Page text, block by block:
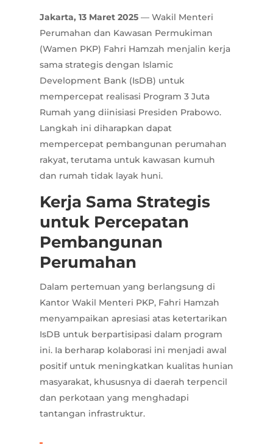
Jakarta, 13 Maret 2025— Wakil Menteri
Perumahan dan Kawasan Permukiman
(Wamen PKP) Fahri Hamzah menjalin kerja
sama strategis dengan Islamic
Development Bank (IsDB) untuk
mempercepat realisasi Program 3 Juta
Rumah yang diinisiasi Presiden Prabowo.
Langkah ini diharapkan dapat
mempercepat pembangunan perumahan
rakyat, terutama untuk kawasan kumuh
dan rumah tidak layak huni.
Kerja Sama Strategis
untuk Percepatan
Pembangunan
Perumahan
Dalam pertemuan yang berlangsung di
Kantor Wakil Menteri PKP, Fahri Hamzah
menyampaikan apresiasi atas ketertarikan
IsDB untuk berpartisipasi dalam program
ini. Ia berharap kolaborasi ini menjadi awal
positif untuk meningkatkan kualitas hunian
masyarakat, khususnya di daerah terpencil
dan perkotaan yang menghadapi
tantangan infrastruktur.